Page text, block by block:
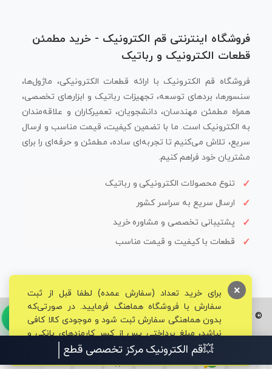
فروشگاه اینترنتی قم الکترونیک - خرید مطمئن
قطعات الکترونیک و رباتیک
فروشگاه قم الکترونیک با ارائه قطعات الکترونیکی، ماژول‌ها،
سنسورها، بردهای توسعه، تجهیزات رباتیک و ابزارهای تخصصی،
همراه مطمئن مهندسان، دانشجویان، تعمیرکاران و علاقه‌مندان
به الکترونیک است. ما با تضمین کیفیت، قیمت مناسب و ارسال
سریع، تلاش می‌کنیم تا تجربه‌ای ساده، مطمئن و حرفه‌ای را برای
مشتریان خود فراهم کنیم.
تنوع محصولات الکترونیکی و رباتیک
ارسال سریع به سراسر کشور
پشتیبانی تخصصی و مشاوره خرید
قطعات با کیفیت و قیمت مناسب
© تمامی حقوق برای فروشگاه تخصصی قم الکترونیک محفوظ می‌باشد.
برای خرید تعداد (سفارش عمده) لطفا قبل از ثبت
سفارش با فروشگاه هماهنگ فرمایید. در صورتی‌که
بدون هماهنگی سفارش ثبت شود و موجودی کالا کافی
نباشد، مبلغ پرداختی پس از کسر کارمزدهای بانکی و
مالیاتی به حساب شما بازگشت داده خواهد شد.
×
💥قم الکترونیک مرکز تخصصی قطعات الک